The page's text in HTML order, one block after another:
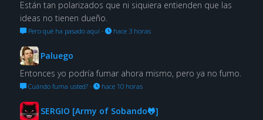
Están tan polarizados que ni siquiera entienden que las
ideas no tienen dueño.
Pero qué ha pasado aquí· hace 3 horas
Paluego
Entonces yo podría fumar ahora mismo, pero ya no fumo.
Cuándo fuma usted?· hace 10 horas
SERGIO [Army of Sobando🐸]